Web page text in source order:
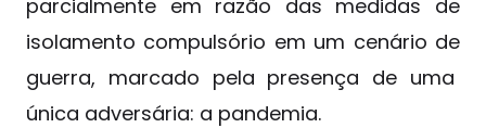
parcialmente em razão das medidas de
isolamento compulsório em um cenário de
guerra, marcado pela presença de uma
única adversária: a pandemia.